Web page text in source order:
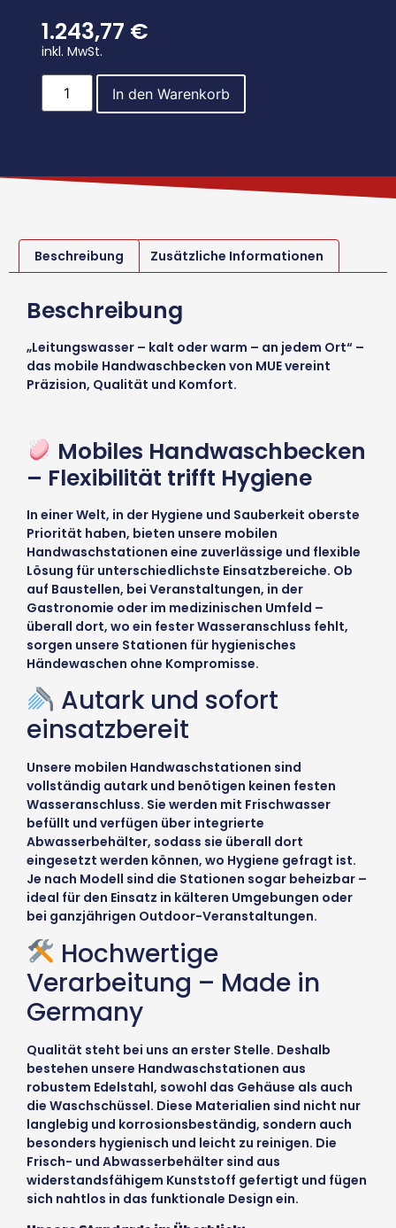
1.243,77 €
inkl. MwSt.
In den Warenkorb
Beschreibung Zusätzliche Informationen
Beschreibung
„Leitungswasser – kalt oder warm – an jedem Ort“ –
das mobile Handwaschbecken von MUE vereint
Präzision, Qualität und Komfort.
Mobiles Handwaschbecken
– Flexibilität trifft Hygiene
In einer Welt, in der Hygiene und Sauberkeit oberste
Priorität haben, bieten unsere mobilen
Handwaschstationen eine zuverlässige und flexible
Lösung für unterschiedlichste Einsatzbereiche. Ob
auf Baustellen, bei Veranstaltungen, in der
Gastronomie oder im medizinischen Umfeld –
überall dort, wo ein fester Wasseranschluss fehlt,
sorgen unsere Stationen für hygienisches
Händewaschen ohne Kompromisse.
Autark und sofort
einsatzbereit
Unsere mobilen Handwaschstationen sind
vollständig autark und benötigen keinen festen
Wasseranschluss. Sie werden mit Frischwasser
befüllt und verfügen über integrierte
Abwasserbehälter, sodass sie überall dort
eingesetzt werden können, wo Hygiene gefragt ist.
Je nach Modell sind die Stationen sogar beheizbar –
ideal für den Einsatz in kälteren Umgebungen oder
bei ganzjährigen Outdoor-Veranstaltungen.
Hochwertige
Verarbeitung – Made in
Germany
Qualität steht bei uns an erster Stelle. Deshalb
bestehen unsere Handwaschstationen aus
robustem Edelstahl, sowohl das Gehäuse als auch
die Waschschüssel. Diese Materialien sind nicht nur
langlebig und korrosionsbeständig, sondern auch
besonders hygienisch und leicht zu reinigen. Die
Frisch- und Abwasserbehälter sind aus
widerstandsfähigem Kunststoff gefertigt und fügen
sich nahtlos in das funktionale Design ein.